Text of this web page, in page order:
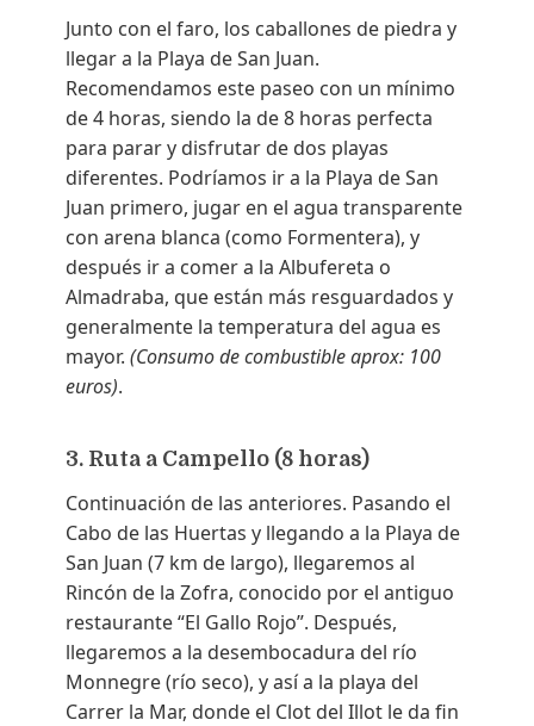
Junto con el faro, los caballones de piedra y
llegar a la Playa de San Juan.
Recomendamos este paseo con un mínimo
de 4 horas, siendo la de 8 horas perfecta
para parar y disfrutar de dos playas
diferentes. Podríamos ir a la Playa de San
Juan primero, jugar en el agua transparente
con arena blanca (como Formentera), y
después ir a comer a la Albufereta o
Almadraba, que están más resguardados y
generalmente la temperatura del agua es
mayor. (Consumo de combustible aprox: 100
euros).
3. Ruta a Campello (8 horas)
Continuación de las anteriores. Pasando el
Cabo de las Huertas y llegando a la Playa de
San Juan (7 km de largo), llegaremos al
Rincón de la Zofra, conocido por el antiguo
restaurante “El Gallo Rojo”. Después,
llegaremos a la desembocadura del río
Monnegre (río seco), y así a la playa del
Carrer la Mar, donde el Clot del Illot le da fin